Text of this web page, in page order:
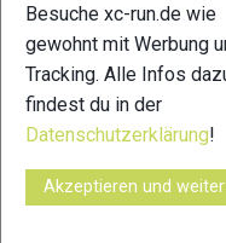
Besuche xc-run.de wie
gewohnt mit Werbung
Tracking. Alle Infos
findest du in der
Datenschutzerklärung!
Akzeptieren und weiter